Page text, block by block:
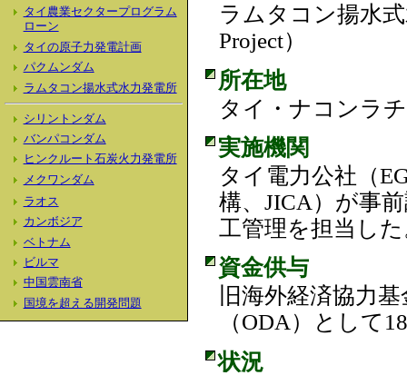
タイ農業セクタープログラム
ローン
タイの原子力発電計画
パクムンダム
ラムタコン揚水式水力発電所
シリントンダム
バンパコンダム
ヒンクルート石炭火力発電所
メクワンダム
ラオス
カンボジア
ベトナム
ビルマ
中国雲南省
国境を超える開発問題
ラムタコン揚水式
Project）
所在地
タイ・ナコンラ
実施機関
タイ電力公社（
構、JICA）が事
工管理を担当し
資金供与
旧海外経済協力
（ODA）として
状況